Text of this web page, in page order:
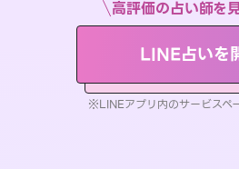
高評価の占い師を
LINE占いを
※LINEアプリ内のサービスペ